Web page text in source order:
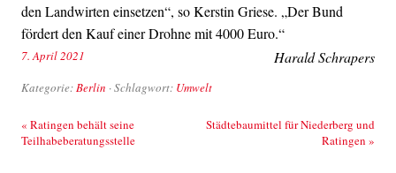
den Landwirten einsetzen“, so Kerstin Griese. „Der Bund
fördert den Kauf einer Drohne mit 4000 Euro.“
Harald Schrapers
7. April 2021
Kategorie:Berlin · Schlagwort: Umwelt
Beitrags-Navigation
« Ratingen behält seine
Teilhabeberatungsstelle
Städtebaumittel für Niederberg und
Ratingen »